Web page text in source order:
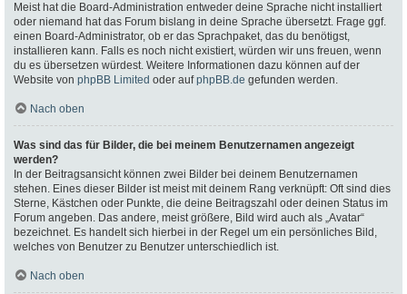
Meist hat die Board-Administration entweder deine Sprache nicht installiert
oder niemand hat das Forum bislang in deine Sprache übersetzt. Frage ggf.
einen Board-Administrator, ob er das Sprachpaket, das du benötigst,
installieren kann. Falls es noch nicht existiert, würden wir uns freuen, wenn
du es übersetzen würdest. Weitere Informationen dazu können auf der
Website von phpBB Limited oder aufphpBB.de gefunden werden.
Nach oben
Was sind das für Bilder, die bei meinem Benutzernamen angezeigt
werden?
In der Beitragsansicht können zwei Bilder bei deinem Benutzernamen
stehen. Eines dieser Bilder ist meist mit deinem Rang verknüpft: Oft sind dies
Sterne, Kästchen oder Punkte, die deine Beitragszahl oder deinen Status im
Forum angeben. Das andere, meist größere, Bild wird auch als „Avatar“
bezeichnet. Es handelt sich hierbei in der Regel um ein persönliches Bild,
welches von Benutzer zu Benutzer unterschiedlich ist.
Nach oben